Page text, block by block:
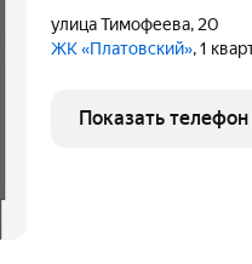
улица Тимофеева, 20
ЖК «Платовский», 1
Показать телефон